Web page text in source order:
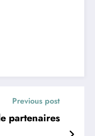
Previous post
de partenaires